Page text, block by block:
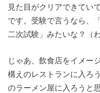
見た目がクリアできてい
です。受験で言うなら、
二次試験」みたいな？（
じゃあ、飲食店をイメー
構えのレストランに入ろ
のラーメン屋に入ろうと